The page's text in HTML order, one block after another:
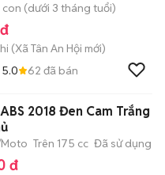
con (dưới 3 tháng tuổi)
(Xã Tân An Hội mới)
5.0 62 đã bán
2018 Đen Cam Trắng
Trên 175 cc Đã sử dụng
đ